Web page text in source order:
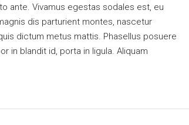
ante. Vivamus egestas sodales est, eu
dis parturient montes, nascetur
dictum metus mattis. Phasellus posuere
in blandit id, porta in ligula. Aliquam